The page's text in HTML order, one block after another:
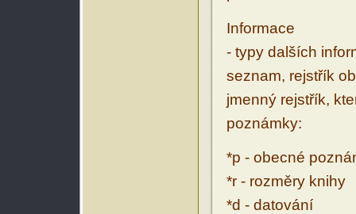
Informace
- typy dalších
seznam, rejstřík
jmenný rejstřík,
poznámky:
*p - obecné
*r - rozměry knihy
*d - datování